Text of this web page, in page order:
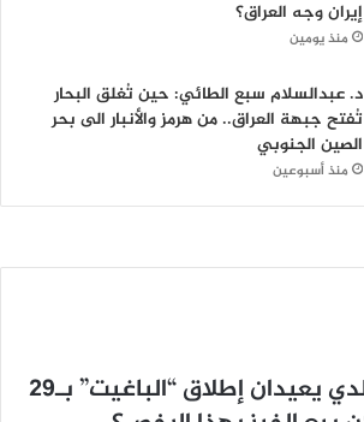
إيران وجه العراق؟
منذ يومين
د. عبدالسلام سبع الطائي: حين تُغلق البحار
تُفتح جبهة العراق.. من هرمز والأنبار الى بحر
الصين الجنوبي
منذ أسبوعين